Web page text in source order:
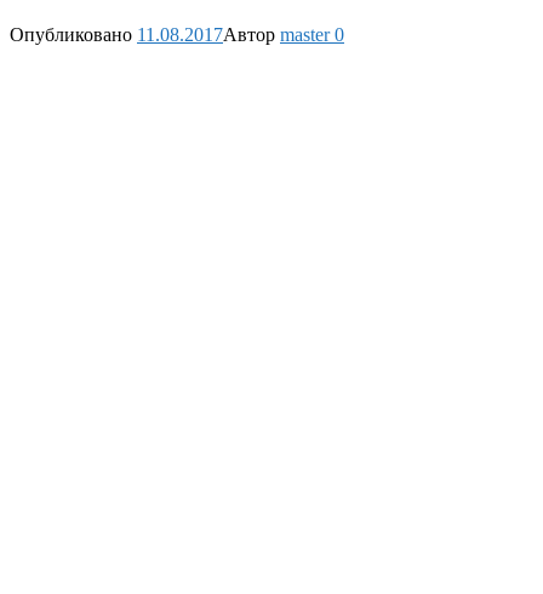
Опубликовано 11.08.2017Автор master0